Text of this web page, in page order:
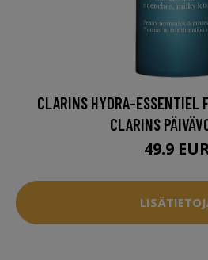
CLARINS HYDRA-ESSENTIEL
CLARINS
49.9